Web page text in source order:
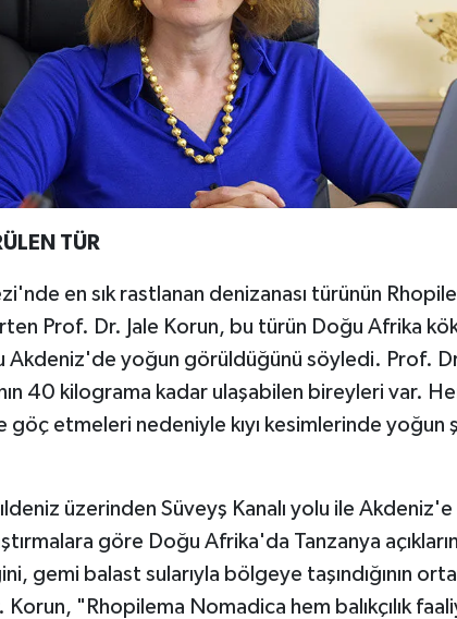
TÜR
en sık rastlanan denizanası türünün
Prof. Dr. Jale Korun, bu türün Doğu Afrika
Akdeniz'de yoğun görüldüğünü söyledi. Prof.
40 kilograma kadar ulaşabilen bireyleri var.
göç etmeleri nedeniyle kıyı kesimlerinde
üzerinden Süveyş Kanalı yolu ile Akdeniz'e
göre Doğu Afrika'da Tanzanya
gemi balast sularıyla bölgeye taşındığının
"Rhopilema Nomadica hem balıkçılık